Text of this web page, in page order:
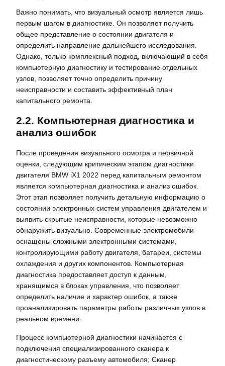
Важно понимать, что визуальный осмотр является лишь
первым шагом в диагностике. Он позволяет получить
общее представление о состоянии двигателя и
определить направление дальнейшего исследования.
Однако, только комплексный подход, включающий в себя
компьютерную диагностику и тестирование отдельных
узлов, позволяет точно определить причину
неисправности и составить эффективный план
капитального ремонта.
2.2. Компьютерная диагностика и
анализ ошибок
После проведения визуального осмотра и первичной
оценки, следующим критическим этапом диагностики
двигателя BMW iX1 2022 перед капитальным ремонтом
является компьютерная диагностика и анализ ошибок.
Этот этап позволяет получить детальную информацию о
состоянии электронных систем управления двигателем и
выявить скрытые неисправности, которые невозможно
обнаружить визуально. Современные электромобили
оснащены сложными электронными системами,
контролирующими работу двигателя, батареи, системы
охлаждения и других компонентов. Компьютерная
диагностика предоставляет доступ к данным,
хранящимся в блоках управления, что позволяет
определить наличие и характер ошибок, а также
проанализировать параметры работы различных узлов в
реальном времени.
Процесс компьютерной диагностики начинается с
подключения специализированного сканера к
диагностическому разъему автомобиля; Сканер